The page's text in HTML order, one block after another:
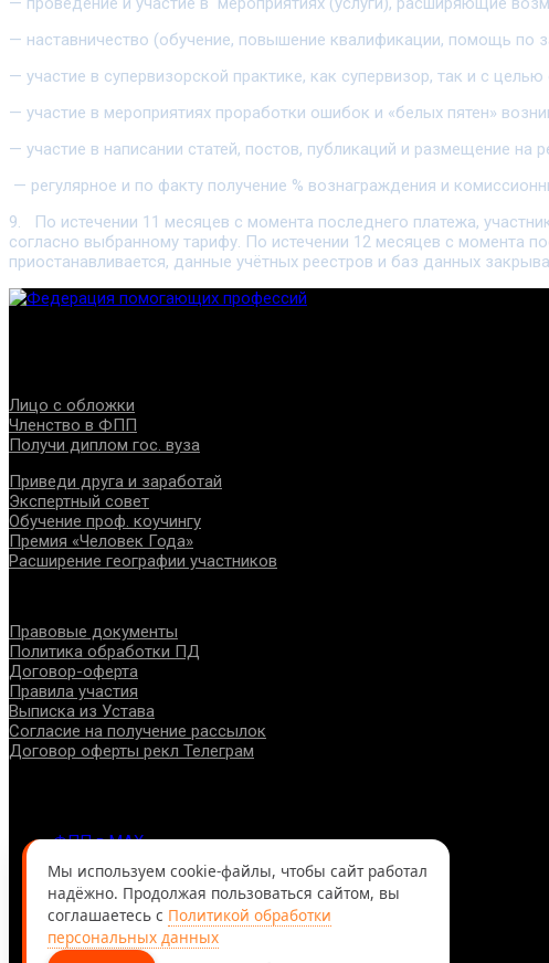
— наставничество (обучение, повышение квалификации, помощь по
— участие в супервизорской практике, как супервизор, так и с
— участие в мероприятиях проработки ошибок и «белых пятен»
— участие в написании статей, постов, публикаций и размещение на
— регулярное и по факту получение % вознаграждения и
9. По истечении 11 месяцев с момента последнего платежа,
согласно выбранному тарифу. По истечении 12 месяцев с момента
приостанавливается, данные учётных реестров и баз данных
Лицо с обложки
Членство в ФПП
Получи диплом гос. вуза
Приведи друга и заработай
Экспертный совет
Обучение проф. коучингу
Премия «Человек Года»
Расширение географии участников
Правовые документы
Политика обработки ПД
Договор-оферта
Правила участия
Выписка из Устава
Согласие на получение рассылок
Договор оферты рекл Телеграм
ФПП в МАХ
ФПП в ВКонтакте
ФПП в Телеграм
Москва, м.о. Арбат, пер. Романов,3
7-495-127-10-45
@ Федерация помогающих профессий, 2026
Мы используем cookie-файлы, чтобы сайт работал
надёжно. Продолжая пользоваться сайтом, вы
соглашаетесь с Политикой обработки
персональных данных